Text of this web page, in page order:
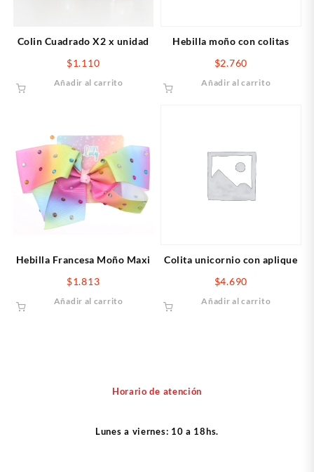
Colin Cuadrado X2 x unidad
$1.110
Añadir al carrito
Hebilla moño con colitas
$2.760
Añadir al carrito
Hebilla Francesa Moño Maxi
$1.813
Añadir al carrito
Colita unicornio con aplique
$4.690
Añadir al carrito
Horario de atención
Lunes a viernes: 10 a 18hs.